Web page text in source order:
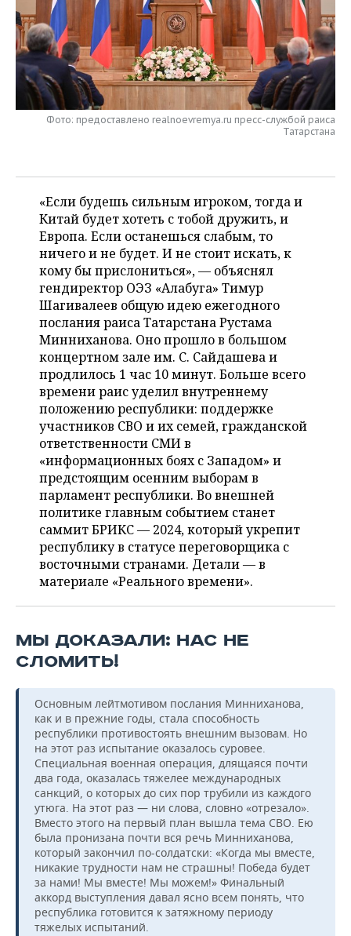
НЕФТЕХИМИЯ
НЕФТЬ
ОПК
ЭНЕРГЕТИКА
РОЗНИЧНАЯ ТОРГОВЛЯ
ТРАНСПОРТ
УСЛУГИ
НОВОСТИ ТЕХНОЛОГИЙ
IT
МЕДИА
МЕРОПРИЯТИЯ
НОВОСТИ МЕРОПРИЯТИЙ
ВЫЕЗДНАЯ РЕДАКЦИЯ
ONLINE-КОНФЕРЕНЦИИ
ОТКРЫТАЯ ЛЕКЦИЯ
СПОРТ
НОВОСТИ СПОРТА
ХОККЕЙ
БАСКЕТБОЛ
ВОЛЕЙБОЛ
КИБЕРСПОРТ
ФИГУРНОЕ КАТАНИЕ
ВОДНЫЕ ВИДЫ СПОРТА
ХОККЕЙ С МЯЧОМ
ОБЩЕСТВО
ВЛАСТЬ
ИНФРАСТРУКТУРА
ИСТОРИЯ
КУЛЬТУРА
МЕДИЦИНА
ОБРАЗОВАНИЕ
ПРОИСШЕСТВИЯ
СЮЖЕТЫ
СПРАВОЧНИК
СПИСОК ПЕРСОН
СПИСОК КОМПАНИЙ
ПОЛНАЯ ВЕРСИЯ
Фото: предоставлено realnoevremya.ru пресс-службой раиса
Татарстана
«Если будешь сильным игроком, тогда и
Китай будет хотеть с тобой дружить, и
Европа. Если останешься слабым, то
ничего и не будет. И не стоит искать, к
кому бы прислониться», — объяснял
гендиректор ОЭЗ «Алабуга» Тимур
Шагивалеев общую идею ежегодного
послания раиса Татарстана Рустама
Минниханова. Оно прошло в большом
концертном зале им. С. Сайдашева и
продлилось 1 час 10 минут. Больше всего
времени раис уделил внутреннему
положению республики: поддержке
участников СВО и их семей, гражданской
ответственности СМИ в
«информационных боях с Западом» и
предстоящим осенним выборам в
парламент республики. Во внешней
политике главным событием станет
саммит БРИКС — 2024, который укрепит
республику в статусе переговорщика с
восточными странами. Детали — в
материале «Реального времени».
МЫ ДОКАЗАЛИ: НАС НЕ
СЛОМИТЬ!
Основным лейтмотивом послания Минниханова,
как и в прежние годы, стала способность
республики противостоять внешним вызовам. Но
на этот раз испытание оказалось суровее.
Специальная военная операция, длящаяся почти
два года, оказалась тяжелее международных
санкций, о которых до сих пор трубили из каждого
утюга. На этот раз — ни слова, словно «отрезало».
Вместо этого на первый план вышла тема СВО. Ею
была пронизана почти вся речь Минниханова,
который закончил по-солдатски: «Когда мы вместе,
никакие трудности нам не страшны! Победа будет
за нами! Мы вместе! Мы можем!» Финальный
аккорд выступления давал ясно всем понять, что
республика готовится к затяжному периоду
тяжелых испытаний.